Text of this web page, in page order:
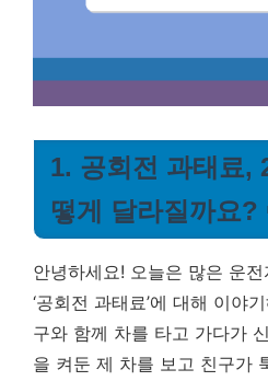
1. 공회전 과태료,
떻게 달라질까요?
안녕하세요! 오늘은 많은 운
‘공회전 과태료’에 대해 이야
구와 함께 차를 타고 가다가
을 켜둔 제 차를 보고 친구가